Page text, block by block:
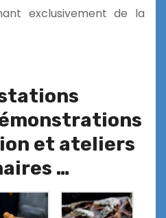
exclusivement de la
et ateliers
…